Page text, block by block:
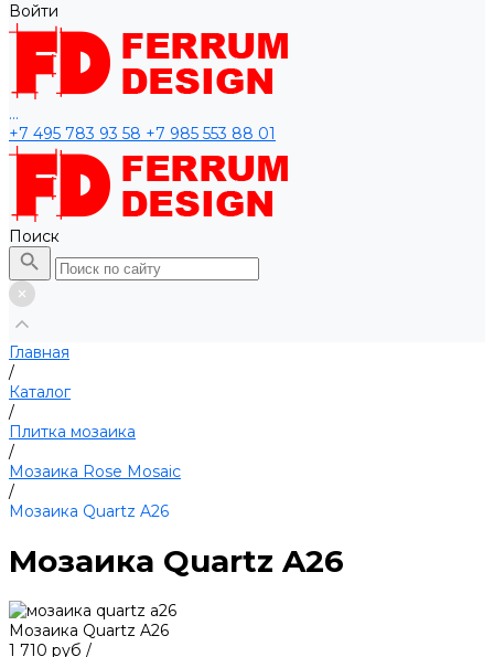
Войти
...
+7 495 783 93 58 +7 985 553 88 01
Поиск
Главная
/
Каталог
/
Плитка мозаика
/
Мозаика Rose Mosaic
/
Мозаика Quartz A26
Мозаика Quartz A26
Мозаика Quartz A26
1 710 руб /